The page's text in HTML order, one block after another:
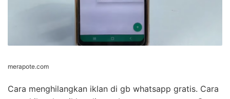
merapote.com
Cara menghilangkan iklan di gb whatsapp gratis. Cara